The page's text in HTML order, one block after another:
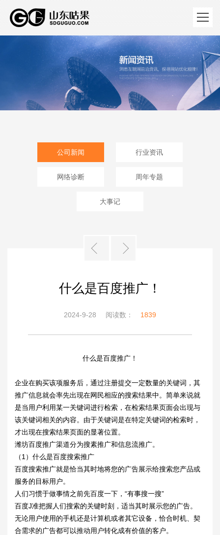
公司新闻 行业资讯
网络诊断 周年专题
大事记
什么是百度推广！
2024-9-28 阅读数： 1839
什么是百度推广！
企业在购买该项服务后，通过注册提交一定数量的关键词，其
推广信息就会率先出现在网民相应的搜索结果中。简单来说就
是当用户利用某一关键词进行检索，在检索结果页面会出现与
该关键词相关的内容。由于关键词是在特定关键词的检索时，
才出现在搜索结果页面的显著位置。
潍坊百度推广渠道分为搜素推广和信息流推广。
（1）什么是百度搜索推广
百度搜索推广就是恰当其时地将您的广告展示给搜索您产品或
服务的目标用户。
人们习惯于做事情之前先百度一下，“有事搜一搜”
百度J准把握人们搜索的关键时刻，适当其时展示您的广告。
无论用户使用的手机还是计算机或者其它设备，恰合时机、契
合需求的广告都可以推动用户转化成有价值的客户。